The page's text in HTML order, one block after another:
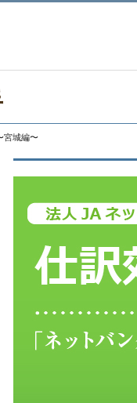
宮城編〜